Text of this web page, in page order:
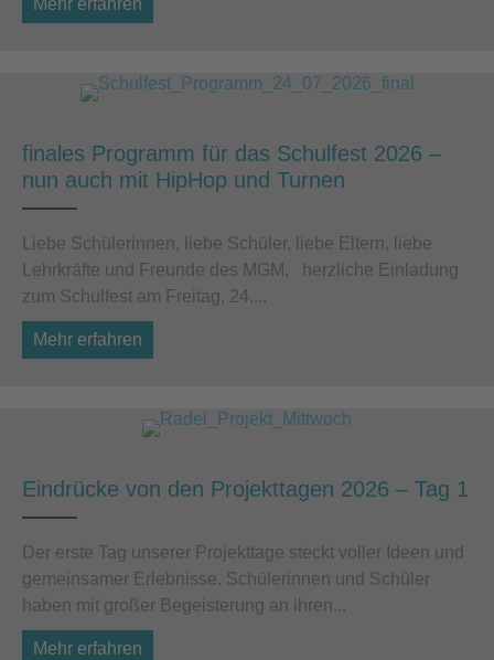
Mehr erfahren
finales Programm für das Schulfest 2026 –
nun auch mit HipHop und Turnen
Liebe Schülerinnen, liebe Schüler, liebe Eltern, liebe
Lehrkräfte und Freunde des MGM, herzliche Einladung
zum Schulfest am Freitag, 24....
Mehr erfahren
Eindrücke von den Projekttagen 2026 – Tag 1
Der erste Tag unserer Projekttage steckt voller Ideen und
gemeinsamer Erlebnisse. Schülerinnen und Schüler
haben mit großer Begeisterung an ihren...
Mehr erfahren